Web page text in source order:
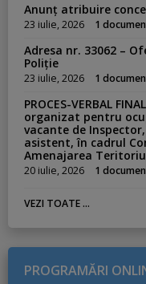
Anunț atribuire
23 iulie, 2026 1
Adresa nr. 33062 –
Poliție
23 iulie, 2026 1
PROCES-VERBAL
organizat pentru
vacante de
asistent, în cadrul
Amenajarea
20 iulie, 2026 1
VEZI TOATE ...
PROGRAMĂRI